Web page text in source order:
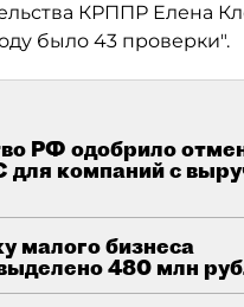
КРППР Елена
было 43 проверки".
РФ одобрило
компаний с
малого бизнеса
480 млн